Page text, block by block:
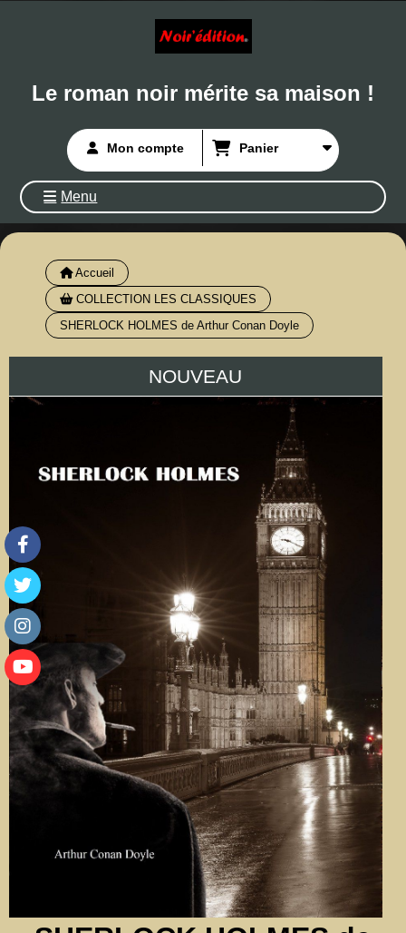
Le roman noir mérite sa maison !
Mon compte Panier
Menu
Accueil
COLLECTION LES CLASSIQUES
SHERLOCK HOLMES de Arthur Conan Doyle
NOUVEAU